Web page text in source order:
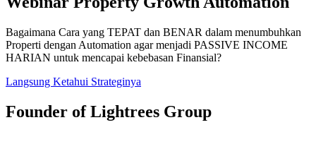
Bagaimana Cara yang TEPAT dan BENAR dalam menumbuhkan
Properti dengan Automation agar menjadi PASSIVE INCOME
HARIAN untuk mencapai kebebasan Finansial?
Langsung Ketahui Strateginya
Founder of Lightrees Group